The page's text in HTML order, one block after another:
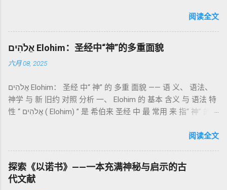
团契的象征； 赎罪祭 （chatat）：针对无意之罪的遮盖； 赎愆
祭 （asham）：针对特定罪行的赔偿与赎回。 这些制度不是单
纯宗教仪式，而是 神提供给罪人恢复关系的方式 。 希伯来文
祂的子民得洁净并维系同在。 三、祭司制度与敬拜秩序 亚伦与
记》强调他们的洁净、服饰、行为都必须与神的圣洁相称。 祭
司是 圣所的看守者、律法的教导者与百姓的代求者 。他们的失
败（如拿答与亚比户擅献凡火）立刻带来神的审判（利10
限 第11–15章讲述关于食物、疾病（如大麻风）、体液等“洁净
与不洁”的律例。其目的不是为了迷信或隔离，而是建立 圣洁与
秩序感 ，帮助以色列人活在神的同在中。 “洁净”不是等同于“无
罪”，而是不妨碍与神交往的状态。圣所是神居住之地，进入必
世纪），虽不在犹太/基督教主流正典之内（ 埃塞俄比亚正教
吉兹语（埃塞俄比亚语） 保存， 死海古卷 出土了多份 阿拉姆
语 残卷，另有 希腊文 片段，显示其广泛流传。 《一以诺书》
大体由五部分组成（作者与年代各异）： 《守望者之书》（1–
通婚、巨人（尼非利人）的出现，以及神对其囚禁与审判。
《比喻/相似喻之书》（37–71） ：频繁出现“ 那位人子/拣选
者/义者 ”，刻画末世审判与王权。 《天文之书》（72–82） ：
：以异象回顾以色列史并预示末世。 《以诺书信》（91–108）
：智慧训诫、“祸哉”、义人与恶人的结局等。 提示：另有《二
以诺书》（斯拉夫文）与《三以诺书》（希伯来文），属更晚
期以诺传统，不等同于《一以诺书》。 二、为什么重要？——
阅读全文
אֱלֹהִים Elohim：圣经中“神”的多重面貌
六月 08, 2025
אֱלֹהִים Elohim： 圣经 中“ 神” 的 多重 面貌 —— 语 义、 语法、
神学 与 新 旧约 对照 分析 一、 Elohim 的 基本 含义 与 语法 特
性 “ אֱלֹהִים ( Elohim) ” 是 希伯来 圣经 中 最 常用 来 指“ 神” 的
者”。 ✦ 语法 现象： Elohim 是 一个 复数 形式 （“- im” 后
世 记 1: 1）； 在 其他 语 境 中也 可 用于 复数 意义， 如 指 多
神、 属 灵 存在、 审判 官 等； 因此， 需 借助 上下文 判断 语
义 和 神学 定位 。 二、 希伯来 圣经 中 Elohim 的 主要 用法 与
阅读全文
探索《以诺书》——一本充满神秘与启示的古
代文献